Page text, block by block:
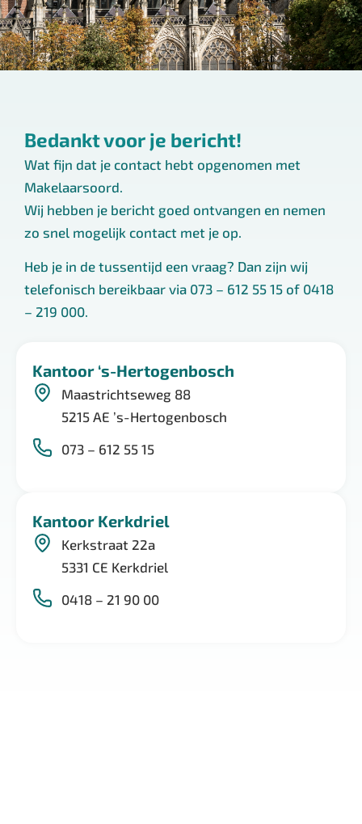
Bedankt voor je bericht!
Wat fijn dat je contact hebt opgenomen met
Makelaarsoord.
Wij hebben je bericht goed ontvangen en nemen
zo snel mogelijk contact met je op.
Heb je in de tussentijd een vraag? Dan zijn wij
telefonisch bereikbaar via 073 – 612 55 15 of 0418
– 219 000.
Kantoor ‘s-Hertogenbosch
Maastrichtseweg 88
5215 AE ’s-Hertogenbosch
073 – 612 55 15
Kantoor Kerkdriel
Kerkstraat 22a
5331 CE Kerkdriel
0418 – 21 90 00